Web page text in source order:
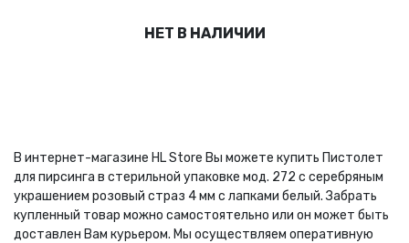
НЕТ В НАЛИЧИИ
В интернет-магазине HL Store Вы можете купить Пистолет
для пирсинга в стерильной упаковке мод. 272 с серебряным
украшением розовый страз 4 мм с лапками белый. Забрать
купленный товар можно самостоятельно или он может быть
доставлен Вам курьером. Мы осуществляем оперативную